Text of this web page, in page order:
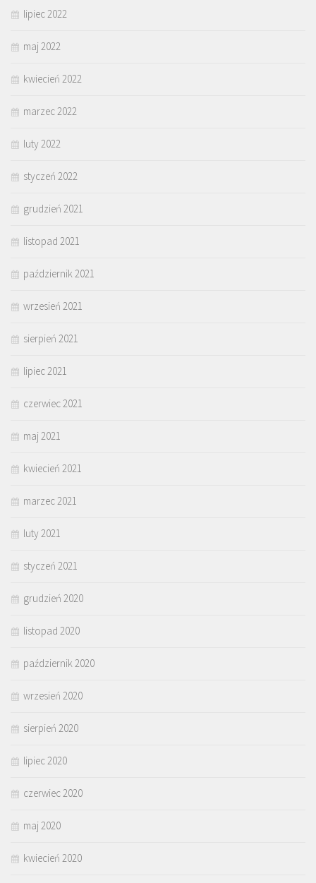
lipiec 2022
maj 2022
kwiecień 2022
marzec 2022
luty 2022
styczeń 2022
grudzień 2021
listopad 2021
październik 2021
wrzesień 2021
sierpień 2021
lipiec 2021
czerwiec 2021
maj 2021
kwiecień 2021
marzec 2021
luty 2021
styczeń 2021
grudzień 2020
listopad 2020
październik 2020
wrzesień 2020
sierpień 2020
lipiec 2020
czerwiec 2020
maj 2020
kwiecień 2020